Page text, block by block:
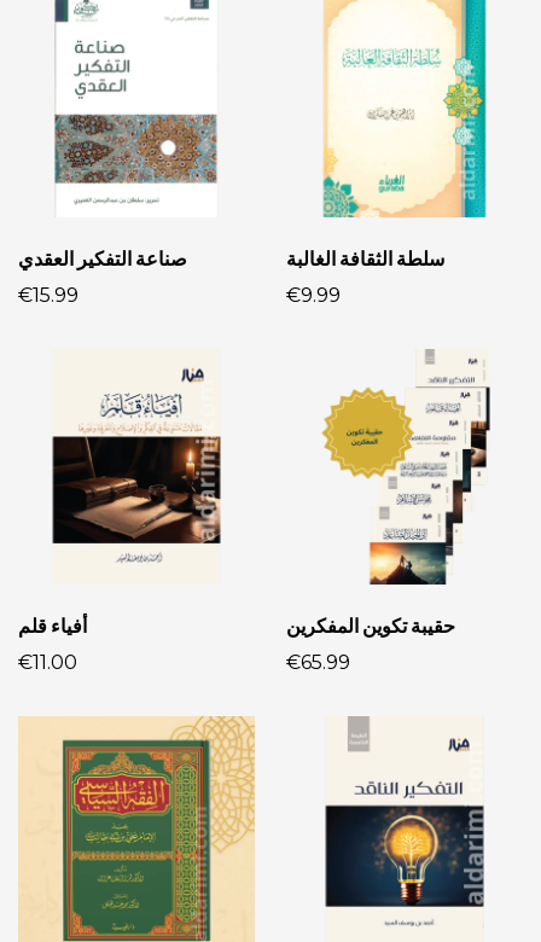
صناعة التفكير العقدي
€15.99
سلطة الثقافة الغالبة
€9.99
أفياء قلم
€11.00
حقيبة تكوين المفكرين
€65.99